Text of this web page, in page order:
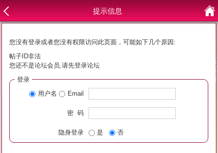
提示信息
您没有登录或者您没有权限访问此页面，可能如下几个原因:
帖子ID非法
您还不是论坛会员,请先登录论坛
登录
用户名
Email
密 码
隐身登录 是 否